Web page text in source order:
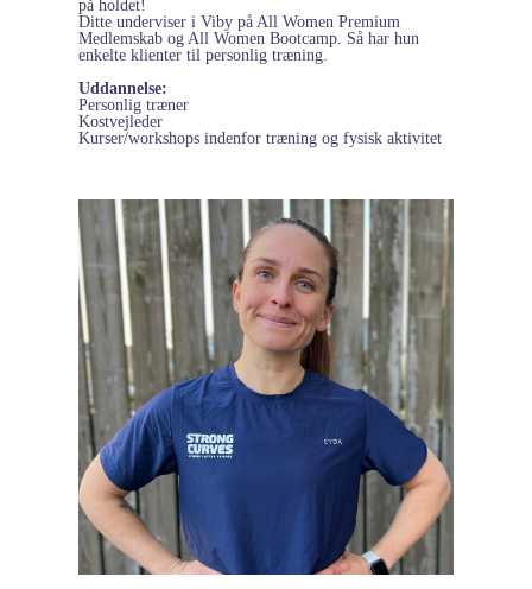
på holdet!
Ditte underviser i Viby på All Women Premium
Medlemskab og All Women Bootcamp. Så har hun
enkelte klienter til personlig træning.
Uddannelse:
Personlig træner
Kostvejleder
Kurser/workshops indenfor træning og fysisk aktivitet